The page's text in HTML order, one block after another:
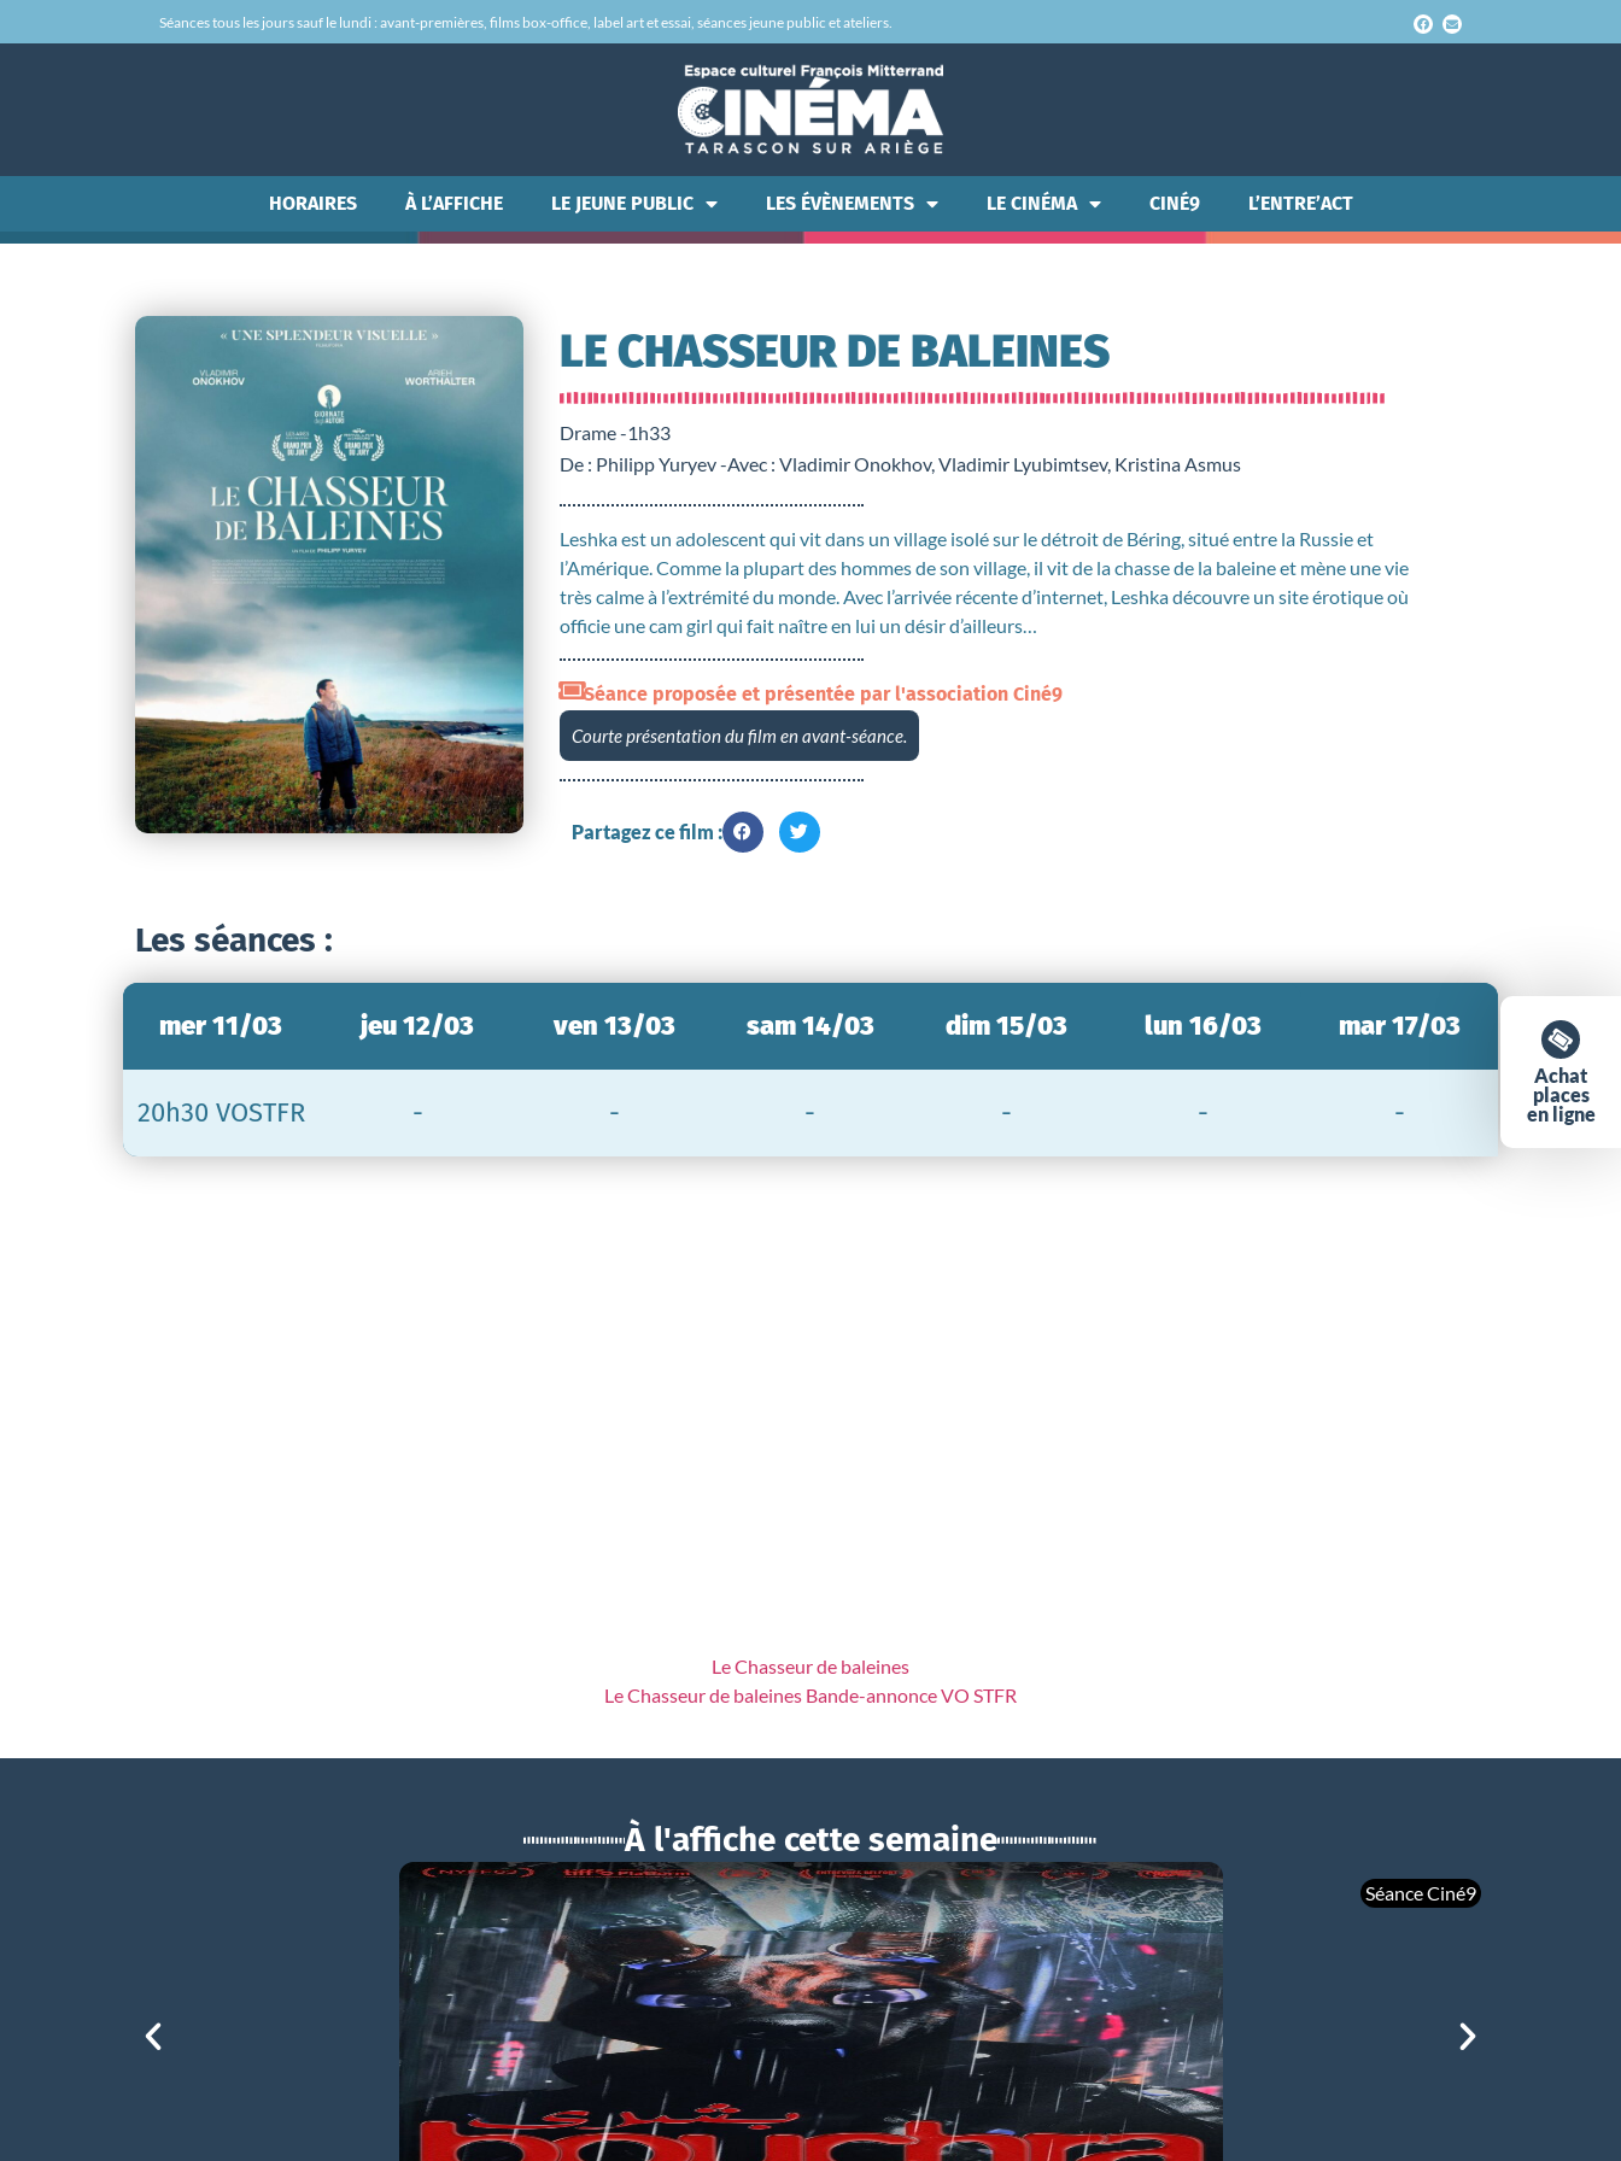
Séances tous les jours sauf le lundi : avant-premières, films box-office, label art et essai, séances jeune public et ateliers.
HORAIRES À L’AFFICHE LE JEUNE PUBLIC LES ÉVÈNEMENTS LE CINÉMA CINÉ9 L’ENTRE’ACT
LE CHASSEUR DE BALEINES
Drame -1h33
De : Philipp Yuryev -Avec : Vladimir Onokhov, Vladimir Lyubimtsev, Kristina Asmus
Leshka est un adolescent qui vit dans un village isolé sur le détroit de Béring, situé entre la Russie et
l’Amérique. Comme la plupart des hommes de son village, il vit de la chasse de la baleine et mène une vie
très calme à l’extrémité du monde. Avec l’arrivée récente d’internet, Leshka découvre un site érotique où
officie une cam girl qui fait naître en lui un désir d’ailleurs…
Séance proposée et présentée par l'association Ciné9
Courte présentation du film en avant-séance.
Partagez ce film :
Les séances :
Achat
places
en ligne
mer 11/03
20h30 VOSTFR
jeu 12/03
-
ven 13/03
-
sam 14/03
-
dim 15/03
-
lun 16/03
-
mar 17/03
-
Le Chasseur de baleines
Le Chasseur de baleines Bande-annonce VO STFR
À l'affiche cette semaine
Séance Ciné9
BOUCHRA
mer 05/08
21h00